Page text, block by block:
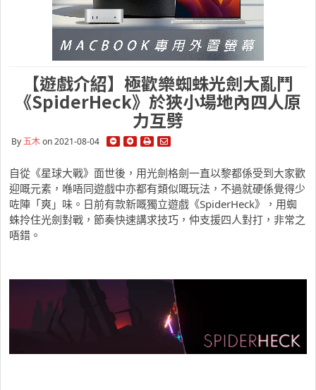
【遊戲介紹】極歡樂蜘蛛光劍大亂鬥
《SpiderHeck》於狹小場地內四人原
力互劈
By五木on 2021-08-04
自從《星球大戰》面世後，用光劍格劍一直以黎都係受到大家歡
迎嘅元素，喺唔同遊戲中亦都有類似嘅玩法，不過就硬係覺得少
咗陣「爽」味。日前有款新嘅獨立遊戲《SpiderHeck》，用蜘
蛛拎住光劍對戰，節奏快速講求技巧，仲支援四人對打，非常之
唔錯。